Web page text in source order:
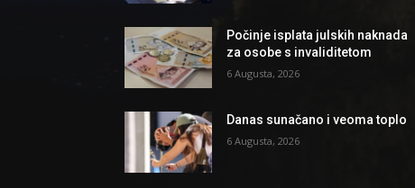
Počinje isplata julskih naknada
za osobe s invaliditetom
6 Augusta, 2026
Danas sunačano i veoma toplo
6 Augusta, 2026